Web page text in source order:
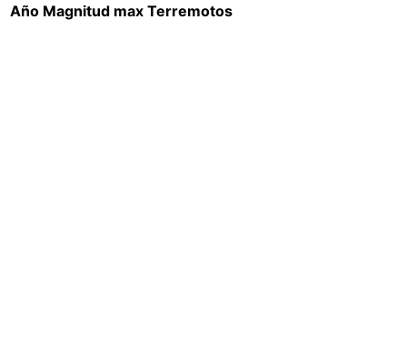
Año Magnitud max Terremotos